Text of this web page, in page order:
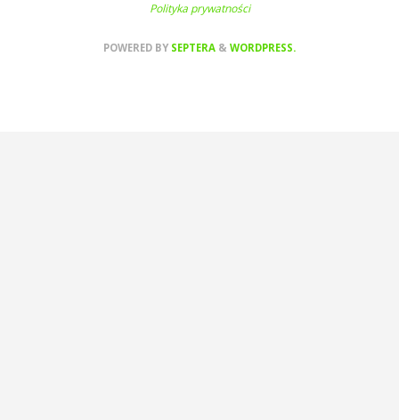
Polityka prywatności
POWERED BY SEPTERA & WORDPRESS.